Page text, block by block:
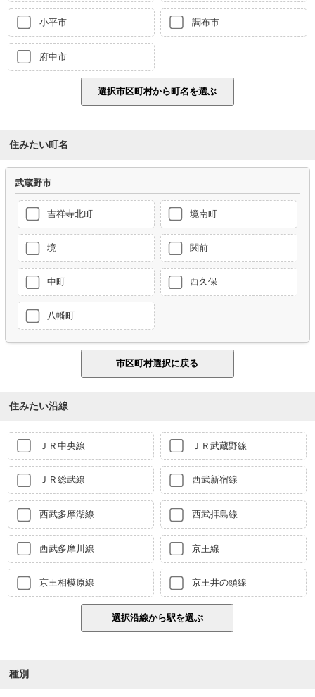
小平市 調布市
府中市
住みたい町名
武蔵野市
吉祥寺北町 境南町
境 関前
中町 西久保
八幡町
住みたい沿線
ＪＲ中央線 ＪＲ武蔵野線
ＪＲ総武線 西武新宿線
西武多摩湖線 西武拝島線
西武多摩川線 京王線
京王相模原線 京王井の頭線
種別